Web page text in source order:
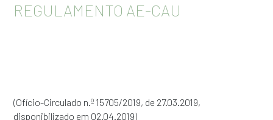
REGULAMENTO AE-CAU
(Ofício-Circulado n.º 15705/2019, de 27.03.2019,
disponibilizado em 02.04.2019)